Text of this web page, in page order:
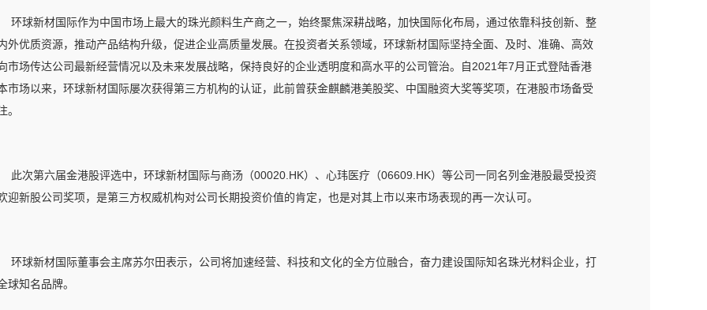
环球新材国际作为中国市场上最大的珠光颜料生产商之一，始终聚焦深耕战略，加快国际化布局，通过依靠科技创新、整
外优质资源，推动产品结构升级，促进企业高质量发展。在投资者关系领域，环球新材国际坚持全面、及时、准确、高效
市场传达公司最新经营情况以及未来发展战略，保持良好的企业透明度和高水平的公司管治。自2021年7月正式登陆香港
市场以来，环球新材国际屡次获得第三方机构的认证，此前曾获金麒麟港美股奖、中国融资大奖等奖项，在港股市场备受
。
此次第六届金港股评选中，环球新材国际与商汤（00020.HK）、心玮医疗（06609.HK）等公司一同名列金港股最受投资
迎新股公司奖项，是第三方权威机构对公司长期投资价值的肯定，也是对其上市以来市场表现的再一次认可。
环球新材国际董事会主席苏尔田表示，公司将加速经营、科技和文化的全方位融合，奋力建设国际知名珠光材料企业，打
球知名品牌。